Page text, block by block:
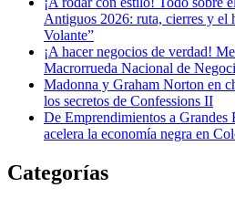
Antiguos 2026: ruta, cierres y el
Volante”
¡A hacer negocios de verdad!
Macrorrueda Nacional de
Madonna y Graham Norton en
los secretos de Confessions II
De Emprendimientos a Grandes
acelera la economía negra en
Categorías